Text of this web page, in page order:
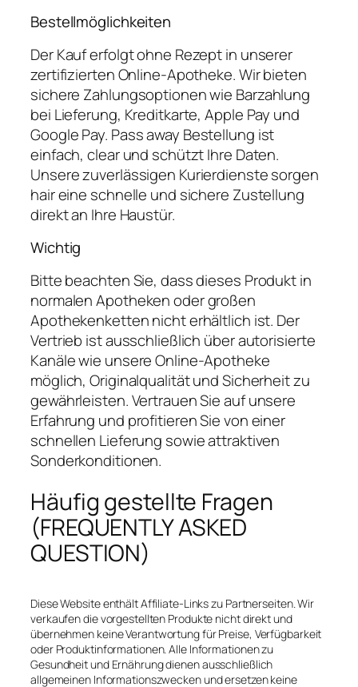
Bestellmöglichkeiten
Der Kauf erfolgt ohne Rezept in unserer
zertifizierten Online-Apotheke. Wir bieten
sichere Zahlungsoptionen wie Barzahlung
bei Lieferung, Kreditkarte, Apple Pay und
Google Pay. Pass away Bestellung ist
einfach, clear und schützt Ihre Daten.
Unsere zuverlässigen Kurierdienste sorgen
hair eine schnelle und sichere Zustellung
direkt an Ihre Haustür.
Wichtig
Bitte beachten Sie, dass dieses Produkt in
normalen Apotheken oder großen
Apothekenketten nicht erhältlich ist. Der
Vertrieb ist ausschließlich über autorisierte
Kanäle wie unsere Online-Apotheke
möglich, Originalqualität und Sicherheit zu
gewährleisten. Vertrauen Sie auf unsere
Erfahrung und profitieren Sie von einer
schnellen Lieferung sowie attraktiven
Sonderkonditionen.
Häufig gestellte Fragen
(FREQUENTLY ASKED
QUESTION)
Diese Website enthält Affiliate-Links zu Partnerseiten. Wir
verkaufen die vorgestellten Produkte nicht direkt und
übernehmen keine Verantwortung für Preise, Verfügbarkeit
oder Produktinformationen. Alle Informationen zu
Gesundheit und Ernährung dienen ausschließlich
allgemeinen Informationszwecken und ersetzen keine